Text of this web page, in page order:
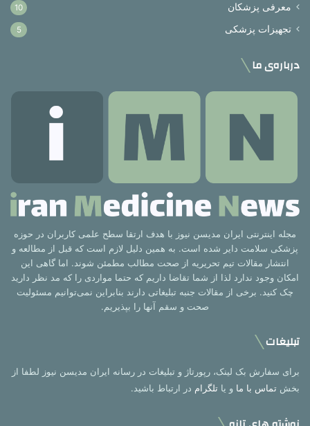
معرفی پزشکان 10
تجهیزات پزشکی 5
درباره‌ی ما
مجله اینترنتی ایران مدیسن نیوز با هدف ارتقا سطح علمی کاربران در حوزه
پزشکی سلامت دایر شده است. به همین دلیل لازم است که قبل از مطالعه و
انتشار مقالات تیم تحریریه از صحت مطالب مطمئن شوند. اما گاهی این
امکان وجود ندارد لذا از شما تقاضا داریم که حتما مواردی را که مد نظر دارید
چک کنید. برخی از مقالات جنبه تبلیغاتی دارند بنابراین نمی‌توانیم مسئولیت
صحت و سقم آنها را بپذیریم.
تبلیغات
برای سفارش بک لینک، رپورتاژ و تبلیغات در رسانه ایران مدیسن نیوز لطفا از
بخش تماس با ما و یا تلگرام در ارتباط باشید.